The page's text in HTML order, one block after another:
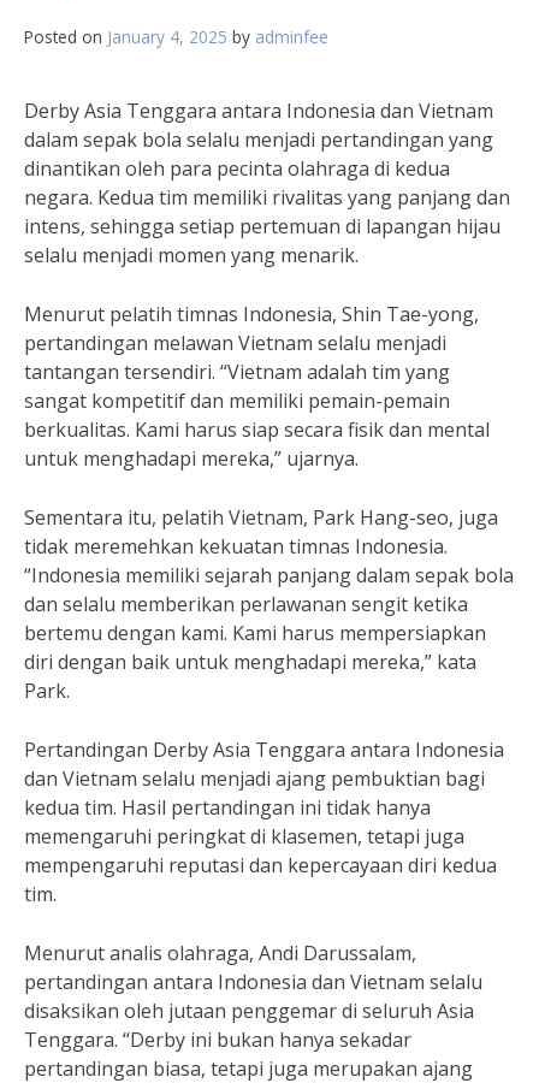
Posted on January 4, 2025 by adminfee
Derby Asia Tenggara antara Indonesia dan Vietnam
dalam sepak bola selalu menjadi pertandingan yang
dinantikan oleh para pecinta olahraga di kedua
negara. Kedua tim memiliki rivalitas yang panjang dan
intens, sehingga setiap pertemuan di lapangan hijau
selalu menjadi momen yang menarik.
Menurut pelatih timnas Indonesia, Shin Tae-yong,
pertandingan melawan Vietnam selalu menjadi
tantangan tersendiri. “Vietnam adalah tim yang
sangat kompetitif dan memiliki pemain-pemain
berkualitas. Kami harus siap secara fisik dan mental
untuk menghadapi mereka,” ujarnya.
Sementara itu, pelatih Vietnam, Park Hang-seo, juga
tidak meremehkan kekuatan timnas Indonesia.
“Indonesia memiliki sejarah panjang dalam sepak bola
dan selalu memberikan perlawanan sengit ketika
bertemu dengan kami. Kami harus mempersiapkan
diri dengan baik untuk menghadapi mereka,” kata
Park.
Pertandingan Derby Asia Tenggara antara Indonesia
dan Vietnam selalu menjadi ajang pembuktian bagi
kedua tim. Hasil pertandingan ini tidak hanya
memengaruhi peringkat di klasemen, tetapi juga
mempengaruhi reputasi dan kepercayaan diri kedua
tim.
Menurut analis olahraga, Andi Darussalam,
pertandingan antara Indonesia dan Vietnam selalu
disaksikan oleh jutaan penggemar di seluruh Asia
Tenggara. “Derby ini bukan hanya sekadar
pertandingan biasa, tetapi juga merupakan ajang